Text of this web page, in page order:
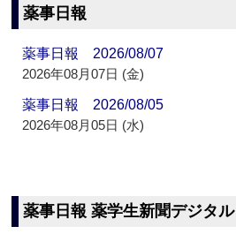
薬事日報
薬事日報 2026/08/07
2026年08月07日 (金)
薬事日報 2026/08/05
2026年08月05日 (水)
薬事日報 薬学生新聞デジタル